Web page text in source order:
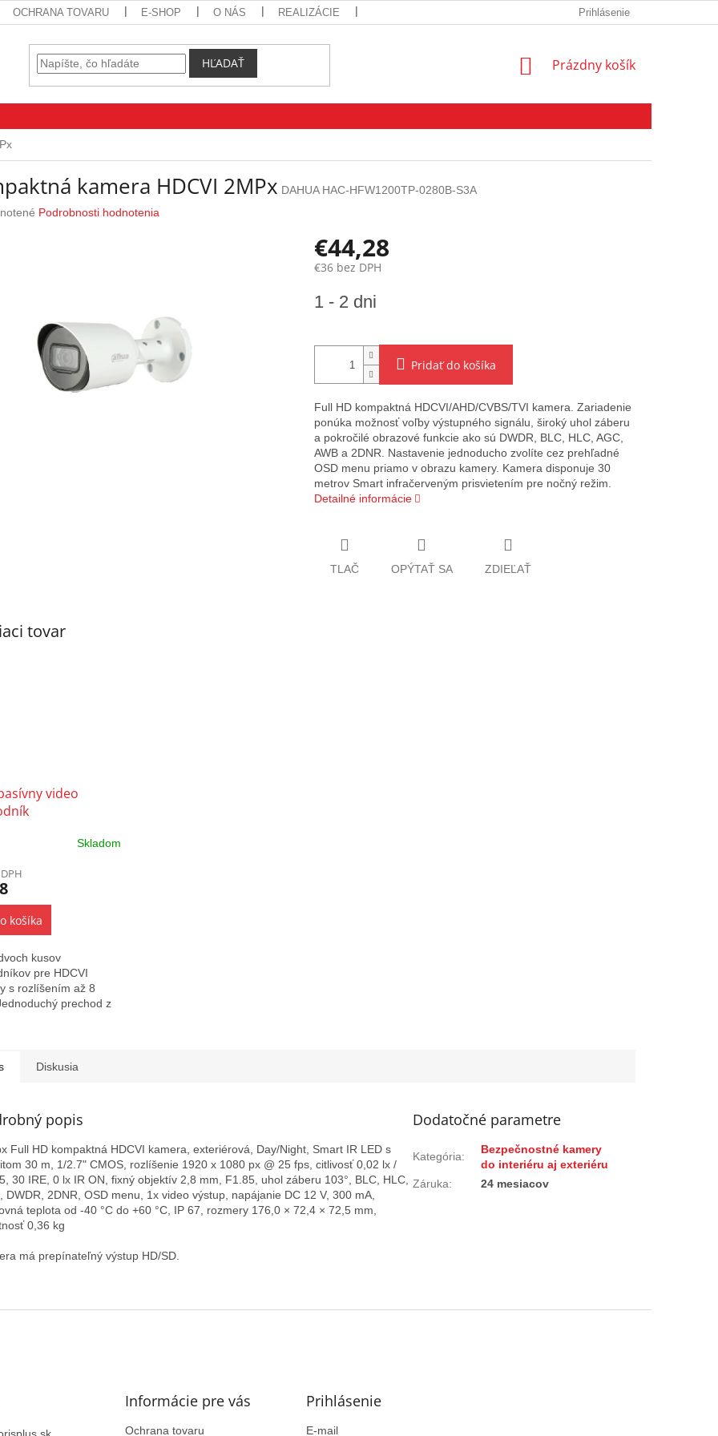
OCHRANA TOVARU E-SHOP O NÁS REALIZÁCIE GDPR
Prihlásenie
HĽADAŤ
NÁKUPNÝ
Prázdny košík
kamera HDCVI 2MPx DAHUA HAC-HFW1200TP-0280B-S3A
Podrobnosti hodnotenia
€44,28
€36 bez DPH
cena:
1 - 2 dni
Pridať do košíka
Full HD kompaktná HDCVI/AHD/CVBS/TVI kamera. Zariadenie
ponúka možnosť voľby výstupného signálu, široký uhol záberu
a pokročilé obrazové funkcie ako sú DWDR, BLC, HLC, AGC,
AWB a 2DNR. Nastavenie jednoducho zvolíte cez prehľadné
OSD menu priamo v obrazu kamery. Kamera disponuje 30
metrov Smart infračerveným prisvietením pre nočný režim.
Detailné informácie
TLAČ OPÝTAŤ SA ZDIEĽAŤ
tovar
video
Skladom
košíka
kusov
pre HDCVI
s rozlíšením až 8
prechod z
Diskusia
popis
Full HD kompaktná HDCVI kamera, exteriérová, Day/Night, Smart IR LED s
30 m, 1/2.7" CMOS, rozlíšenie 1920 x 1080 px @ 25 fps, citlivosť 0,02 lx /
30 IRE, 0 lx IR ON, fixný objektív 2,8 mm, F1.85, uhol záberu 103°, BLC, HLC,
DWDR, 2DNR, OSD menu, 1x video výstup, napájanie DC 12 V, 300 mA,
teplota od -40 °C do +60 °C, IP 67, rozmery 176,0 × 72,4 × 72,5 mm,
0,36 kg
má prepínateľný výstup HD/SD.
Dodatočné parametre
Kategória:
Bezpečnostné kamery
do interiéru aj exteriéru
Záruka: 24 mesiacov
Informácie pre vás
Ochrana tovaru
Prihlásenie
E-mail